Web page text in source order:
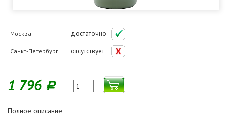
Москва достаточно
Санкт-Петербург отсутствует
1 796 Р
Полное описание